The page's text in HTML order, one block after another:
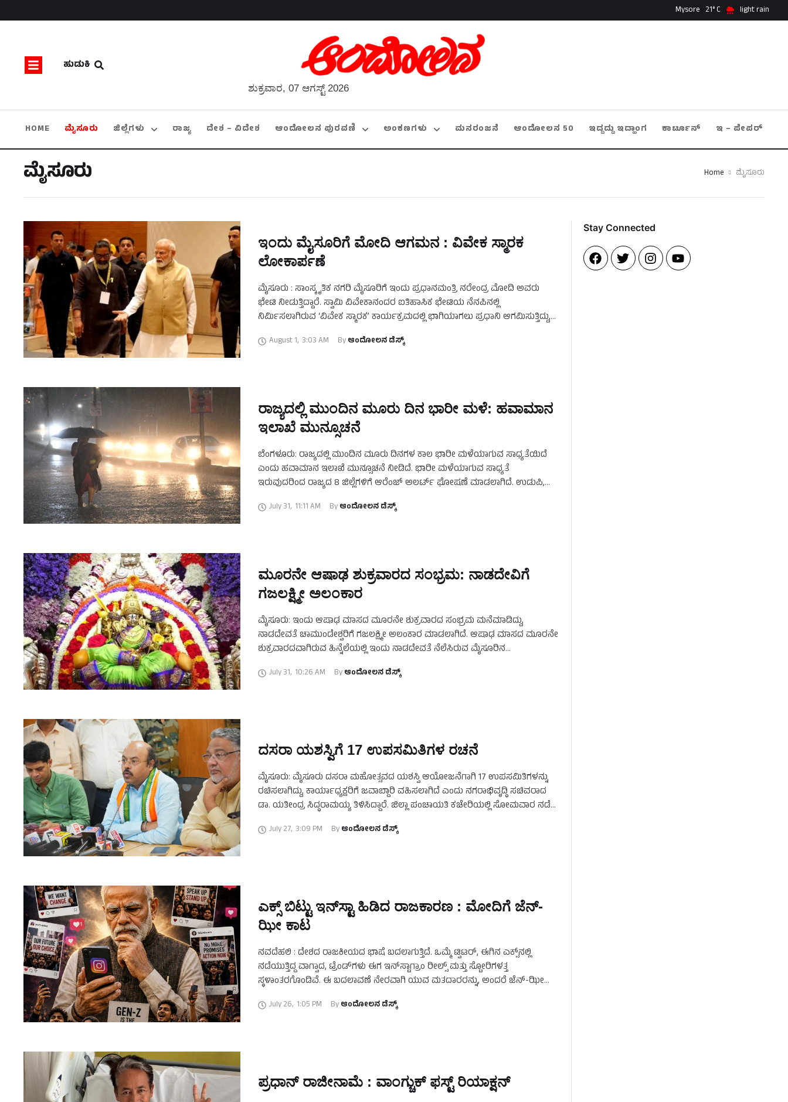
Mysore 21 light rain
ಹುಡುಕಿ
ಶುಕ್ರವಾರ, 07 ಆಗಸ್ಟ್ 2026
HOME ಮೈಸೂರು ಜಿಲ್ಲೆಗಳು ರಾಜ್ಯ ದೇಶ – ವಿದೇಶ ಆಂದೋಲನ ಪುರವಣಿ ಅಂಕಣಗಳು ಮನರಂಜನೆ ಆಂದೋಲನ 50 ಇದ್ದದ್ದು ಇದ್ಹಾಂಗ ಕಾರ್ಟೂನ್ ಇ – ಪೇಪರ್
ಮೈಸೂರು Home ಮೈಸೂರು
ಇಂದು ಮೈಸೂರಿಗೆ ಮೋದಿ ಆಗಮನ : ವಿವೇಕ ಸ್ಮಾರಕ
ಲೋಕಾರ್ಪಣೆ
ಮೈಸೂರು : ಸಾಂಸ್ಕೃತಿಕ ನಗರಿ ಮೈಸೂರಿಗೆ ಇಂದು ಪ್ರಧಾನಮಂತ್ರಿ ನರೇಂದ್ರ ಮೋದಿ ಅವರು
ಭೇಟಿ ನೀಡುತ್ತಿದ್ದಾರೆ. ಸ್ವಾಮಿ ವಿವೇಕಾನಂದರ ಐತಿಹಾಸಿಕ ಭೇಟಿಯ ನೆನಪಿನಲ್ಲಿ
ನಿರ್ಮಿಸಲಾಗಿರುವ ‘ವಿವೇಕ ಸ್ಮಾರಕ’ ಕಾರ್ಯಕ್ರಮದಲ್ಲಿ ಭಾಗಿಯಾಗಲು ಪ್ರಧಾನಿ ಆಗಮಿಸುತ್ತಿದ್ದು,
August 1, 3:03 AM By ಆಂದೋಲನ ಡೆಸ್ಕ್
ರಾಜ್ಯದಲ್ಲಿ ಮುಂದಿನ ಮೂರು ದಿನ ಭಾರೀ ಮಳೆ: ಹವಾಮಾನ
ಇಲಾಖೆ ಮುನ್ಸೂಚನೆ
ಬೆಂಗಳೂರು: ರಾಜ್ಯದಲ್ಲಿ ಮುಂದಿನ ಮೂರು ದಿನಗಳ ಕಾಲ ಭಾರೀ ಮಳೆಯಾಗುವ ಸಾಧ್ಯತೆಯಿದೆ
ಎಂದು ಹವಾಮಾನ ಇಲಾಖೆ ಮುನ್ಸೂಚನೆ ನೀಡಿದೆ. ಭಾರೀ ಮಳೆಯಾಗುವ ಸಾಧ್ಯತೆ
ಇರುವುದರಿಂದ ರಾಜ್ಯದ 8 ಜಿಲ್ಲೆಗಳಿಗೆ ಆರೆಂಜ್‌ ಅಲರ್ಟ್‌ ಘೋಷಣೆ ಮಾಡಲಾಗಿದೆ. ಉಡುಪಿ,
July 31, 11:11 AM By ಆಂದೋಲನ ಡೆಸ್ಕ್
ಮೂರನೇ ಆಷಾಢ ಶುಕ್ರವಾರದ ಸಂಭ್ರಮ: ನಾಡದೇವಿಗೆ
ಗಜಲಕ್ಷ್ಮೀ ಅಲಂಕಾರ
ಮೈಸೂರು: ಇಂದು ಆಷಾಢ ಮಾಸದ ಮೂರನೇ ಶುಕ್ರವಾರದ ಸಂಭ್ರಮ ಮನೆಮಾಡಿದ್ದು,
ನಾಡದೇವತೆ ಚಾಮುಂಡೇಶ್ವರಿಗೆ ಗಜಲಕ್ಷ್ಮೀ ಅಲಂಕಾರ ಮಾಡಲಾಗಿದೆ. ಆಷಾಢ ಮಾಸದ ಮೂರನೇ
ಶುಕ್ರವಾರದವಾಗಿರುವ ಹಿನ್ನೆಲೆಯಲ್ಲಿ ಇಂದು ನಾಡದೇವತೆ ನೆಲೆಸಿರುವ ಮೈಸೂರಿನ
July 31, 10:26 AM By ಆಂದೋಲನ ಡೆಸ್ಕ್
ದಸರಾ ಯಶಸ್ವಿಗೆ 17 ಉಪಸಮಿತಿಗಳ ರಚನೆ
ಮೈಸೂರು: ಮೈಸೂರು ದಸರಾ ಮಹೋತ್ಸವದ ಯಶಸ್ವಿ ಆಯೋಜನೆಗಾಗಿ 17 ಉಪಸಮಿತಿಗಳನ್ನು
ರಚಿಸಲಾಗಿದ್ದು, ಕಾರ್ಯಾಧ್ಯಕ್ಷರಿಗೆ ಜವಾಬ್ದಾರಿ ವಹಿಸಲಾಗಿದೆ ಎಂದು ನಗರಾಭಿವೃದ್ಧಿ ಸಚಿವರಾದ
ಡಾ. ಯತೀಂದ್ರ ಸಿದ್ಧರಾಮಯ್ಯ ತಿಳಿಸಿದ್ದಾರೆ. ​ಜಿಲ್ಲಾ ಪಂಚಾಯತಿ ಕಚೇರಿಯಲ್ಲಿ ಸೋಮವಾರ ನಡೆದ
July 27, 3:09 PM By ಆಂದೋಲನ ಡೆಸ್ಕ್
ಎಕ್ಸ್ ಬಿಟ್ಟು ಇನ್‌ಸ್ಟಾ ಹಿಡಿದ ರಾಜಕಾರಣ : ಮೋದಿಗೆ ಜೆನ್-
ಝೀ ಕಾಟ
ನವದೆಹಲಿ : ದೇಶದ ರಾಜಕೀಯದ ಭಾಷೆ ಬದಲಾಗುತ್ತಿದೆ. ಒಮ್ಮೆ ಟ್ವಿಟರ್, ಈಗಿನ ಎಕ್ಸ್‌ನಲ್ಲಿ
ನಡೆಯುತ್ತಿದ್ದ ವಾಗ್ವಾದ, ಟ್ರೆಂಡ್‌ಗಳು ಈಗ ಇನ್‌ಸ್ಟಾಗ್ರಾಂ ರೀಲ್ಸ್ ಮತ್ತು ಸ್ಟೋರಿಗಳತ್ತ
ಸ್ಥಳಾಂತರಗೊಂಡಿವೆ. ಈ ಬದಲಾವಣೆ ನೇರವಾಗಿ ಯುವ ಮತದಾರರನ್ನು, ಅಂದರೆ ಜೆನ್-ಝೀ
July 26, 1:05 PM By ಆಂದೋಲನ ಡೆಸ್ಕ್
ಪ್ರಧಾನ್‌ ರಾಜೀನಾಮೆ : ವಾಂಗ್ಚುಕ್‌ ಫಸ್ಟ್‌ ರಿಯಾಕ್ಷನ್‌
Stay Connected​